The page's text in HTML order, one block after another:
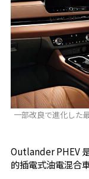
一部改良で進化した
Outlander PHEV
的插電式油電混合車